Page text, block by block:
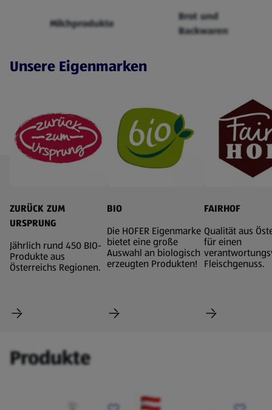
Milchprodukte
Brot und
Backwaren
Unsere Eigenmarken
ZURÜCK ZUM
URSPRUNG
Jährlich rund 450 BIO-
Produkte aus
Österreichs Regionen.
BIO
Die HOFER Eigenmarke
bietet eine große
Auswahl an biologisch
erzeugten Produkten!
FAIRHOF
Qualität aus
für einen
Fleischgenuss.
Produkte